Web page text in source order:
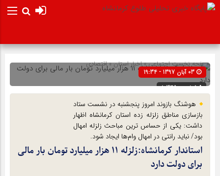
صفحه نخستاجتماعی»اخبار استان»اقتصادی
شناسه : 10345
هوشنگ بازوند امروز پنجشنبه در نشست ستاد
بازسازی مناطق زلزله زده استان کرمانشاه اظهار
داشت: یکی از حساس ترین مباحث زلزله امهال
بود/ نباید رانتی در امهال وام‌ها ایجاد شود.
استاندار کرمانشاه:زلزله ۱۱ هزار میلیارد تومان بار مالی
برای دولت دارد